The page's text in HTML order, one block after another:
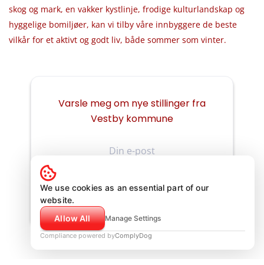
skog og mark, en vakker kystlinje, frodige kulturlandskap og
hyggelige bomiljøer, kan vi tilby våre innbyggere de beste
vilkår for et aktivt og godt liv, både sommer som vinter.
Varsle meg om nye stillinger fra
Vestby kommune
We use cookies as an essential part of our
website.
Allow All
Manage Settings
Compliance powered byComplyDog